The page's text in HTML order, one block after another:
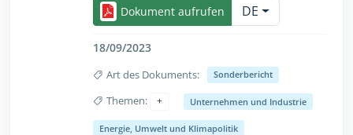
gefördert wurde, die Gewährleistung der
sozialen und ökologischen Nachhaltigkeit
der erneuerbaren Offshore-Energie jedoch
nach wie vor eine Herausforderung
darstellt. Die maritime Raumplanung
erleichterte die Zuweisung von
Dokument aufrufen
DE
18/09/2023
Art des Dokuments: Sonderbericht
Themen:
Einklappen/ausklappen als Vollansicht, nur für
Unternehmen und Industrie
Energie, Umwelt und Klimapolitik